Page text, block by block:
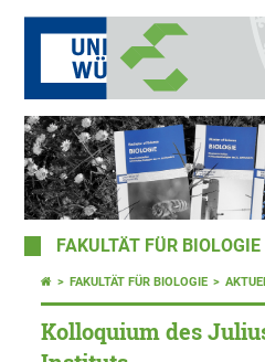
FAKULTÄT FÜR BIOLOGIE
FAKULTÄT FÜR BIOLOGIE
Kolloquium des